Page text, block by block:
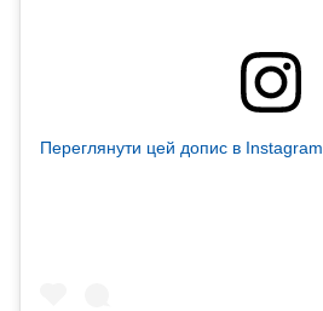
Переглянути цей допис в Instagram